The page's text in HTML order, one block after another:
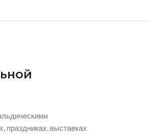
праздниках, выставках